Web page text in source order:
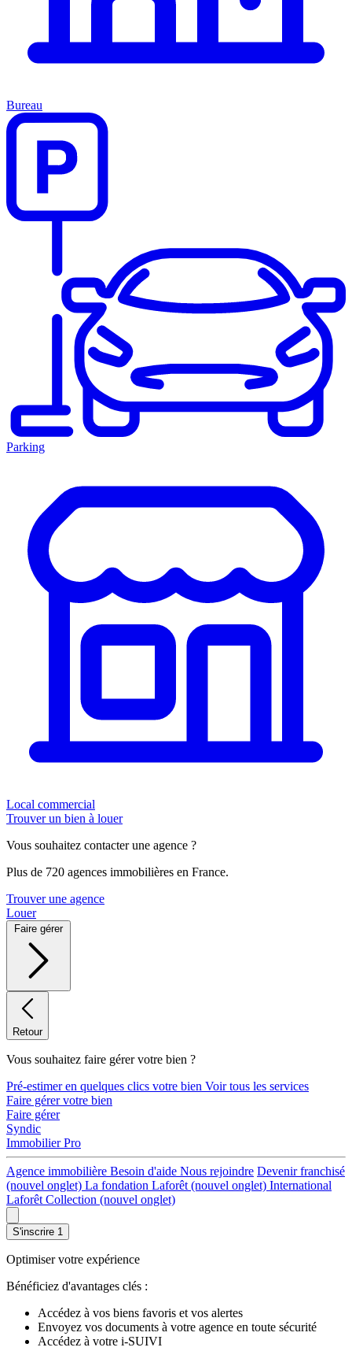
Bureau
Parking
Local commercial
Trouver un bien à louer
Vous souhaitez contacter une agence ?
Plus de 720 agences immobilières en France.
Trouver une agence
Louer
Faire gérer
Retour
Vous souhaitez faire gérer votre bien ?
Pré-estimer en quelques clics votre bien Voir tous les services
Faire gérer votre bien
Faire gérer
Syndic
Immobilier Pro
Agence immobilière Besoin d'aide Nous rejoindre Devenir franchisé
(nouvel onglet) La fondation Laforêt (nouvel onglet) International
Laforêt Collection (nouvel onglet)
S'inscrire 1
Optimiser votre expérience
Bénéficiez d'avantages clés :
Accédez à vos biens favoris et vos alertes
Envoyez vos documents à votre agence en toute sécurité
Accédez à votre i-SUIVI